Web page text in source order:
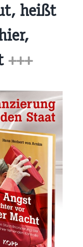
heißt
+++